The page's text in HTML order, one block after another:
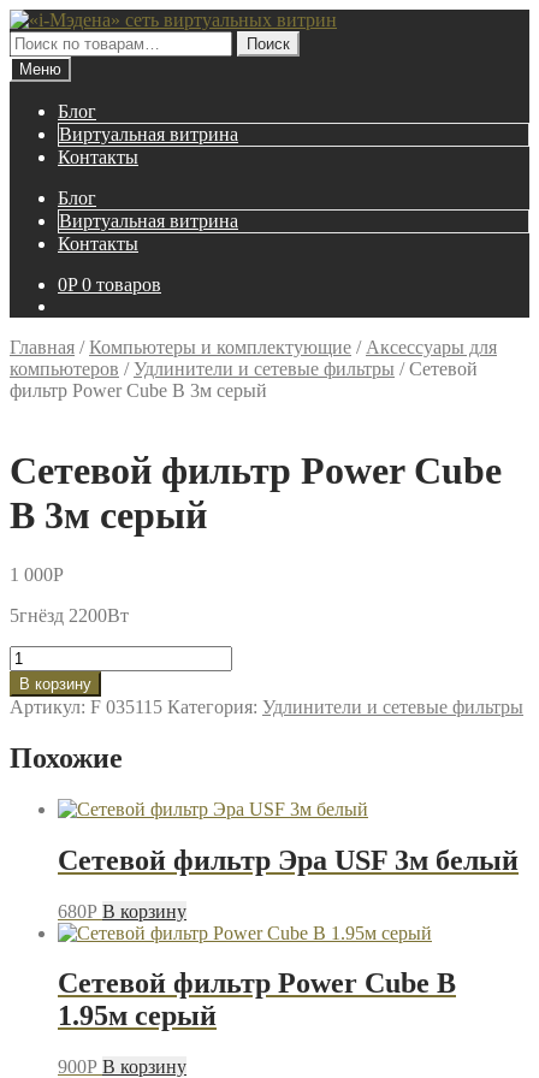
Перейти
к
навигации
Перейти
к
содержимому
Искать:
Поиск
Меню
Блог
Виртуальная витрина
Контакты
Блог
Виртуальная витрина
Контакты
0P 0 товаров
Главная /Компьютеры и комплектующие / Аксессуары для
компьютеров /Удлинители и сетевые фильтры /Сетевой
фильтр Power Cube B 3м серый
Сетевой фильтр Power Cube
B 3м серый
1 000P
5гнёзд 2200Вт
Количество
товара
Сетевой
фильтр
Cube
В корзину
Артикул: F 035115 Категория: Удлинители и сетевые фильтры
Похожие
Сетевой фильтр Эра USF 3м белый
680P В корзину
Сетевой фильтр Power Cube B
1.95м серый
900P В корзину